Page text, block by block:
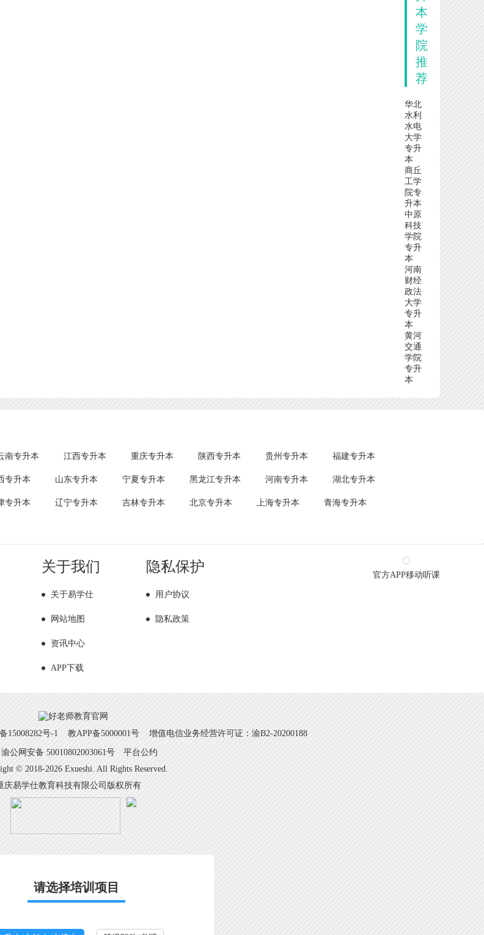
本
学
院
推
荐
华北
水利
水电
大学
专升
本
商丘
工学
院专
升本
中原
科技
学院
专升
本
河南
财经
政法
大学
专升
本
黄河
交通
学院
专升
本
南专升本 江西专升本 重庆专升本 陕西专升本 贵州专升本 福建专升本
专升本 山东专升本 宁夏专升本 黑龙江专升本 河南专升本 湖北专升本
专升本 辽宁专升本 吉林专升本 北京专升本 上海专升本 青海专升本
关于我们
关于易学仕
网站地图
资讯中心
APP下载
隐私保护
用户协议
隐私政策
官方APP移动听课
15008282号-1 教APP备5000001号 增值电信业务经营许可证：渝B2-20200188
渝公网安备 50010802003061号
平台公约
© 2018-2026 Exueshi. All Rights Reserved.
庆易学仕教育科技有限公司版权所有
请选择培训项目